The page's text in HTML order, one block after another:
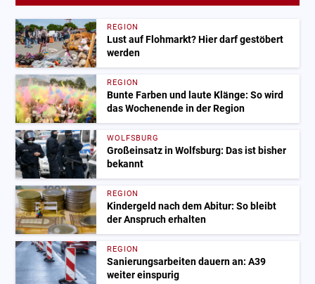
REGION
Lust auf Flohmarkt? Hier darf gestöbert
werden
REGION
Bunte Farben und laute Klänge: So wird
das Wochenende in der Region
WOLFSBURG
Großeinsatz in Wolfsburg: Das ist bisher
bekannt
REGION
Kindergeld nach dem Abitur: So bleibt
der Anspruch erhalten
REGION
Sanierungsarbeiten dauern an: A39
weiter einspurig